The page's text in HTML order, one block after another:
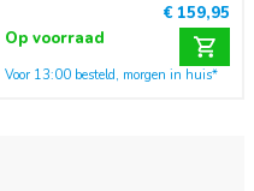
€ 159,95
Op voorraad
Voor 13:00 besteld, morgen in huis*